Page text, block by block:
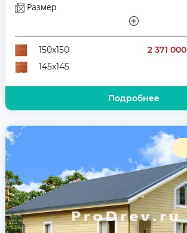
Размер
Количество комнат
150х150
2 371 000
145х145
Подробнее